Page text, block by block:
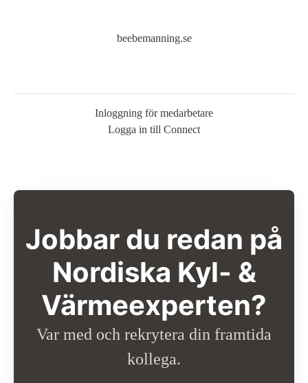
beebemanning.se
Inloggning för medarbetare
Logga in till Connect
Jobbar du redan på
Nordiska Kyl- &
Värmeexperten?
Var med och rekrytera din framtida
kollega.